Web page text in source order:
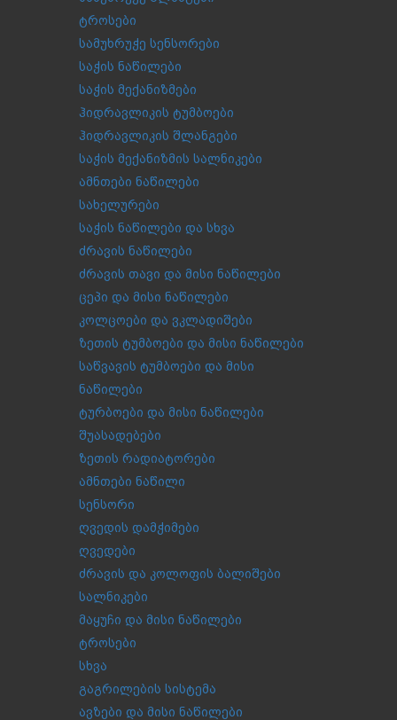
ტროსები
სამუხრუჭე სენსორები
საჭის ნაწილები
საჭის მექანიზმები
ჰიდრავლიკის ტუმბოები
ჰიდრავლიკის შლანგები
საჭის მექანიზმის სალნიკები
ამნთები ნაწილები
სახელურები
საჭის ნაწილები და სხვა
ძრავის ნაწილები
ძრავის თავი და მისი ნაწილები
ცეპი და მისი ნაწილები
კოლცოები და ვკლადიშები
ზეთის ტუმბოები და მისი ნაწილები
საწვავის ტუმბოები და მისი
ნაწილები
ტურბოები და მისი ნაწილები
შუასადებები
ზეთის რადიატორები
ამნთები ნაწილი
სენსორი
ღვედის დამჭიმები
ღვედები
ძრავის და კოლოფის ბალიშები
სალნიკები
მაყუჩი და მისი ნაწილები
ტროსები
სხვა
გაგრილების სისტემა
ავზები და მისი ნაწილები